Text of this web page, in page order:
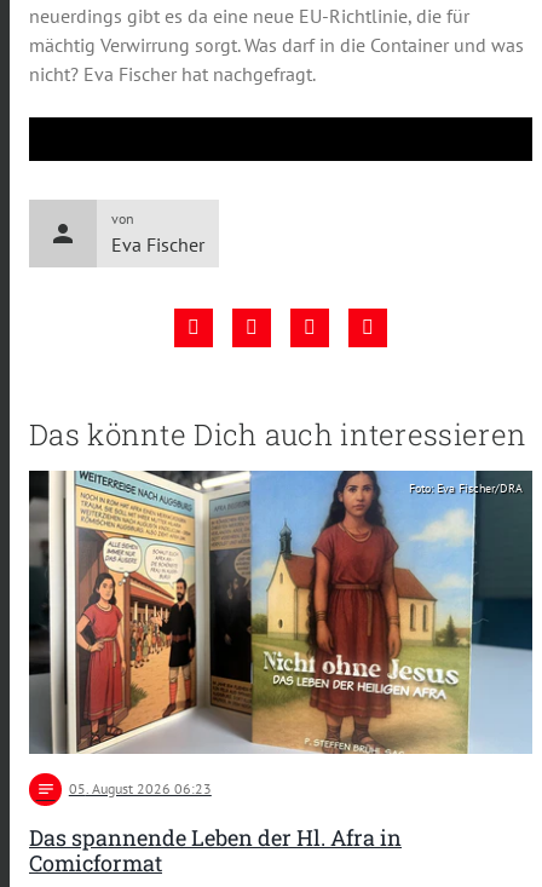
neuerdings gibt es da eine neue EU-Richtlinie, die für
mächtig Verwirrung sorgt. Was darf in die Container und was
nicht? Eva Fischer hat nachgefragt.
person
von
Eva Fischer
Das könnte Dich auch interessieren
Foto: Eva Fischer/DRA
notes 05. August 2026 06:23
Das spannende Leben der Hl. Afra in
Comicformat